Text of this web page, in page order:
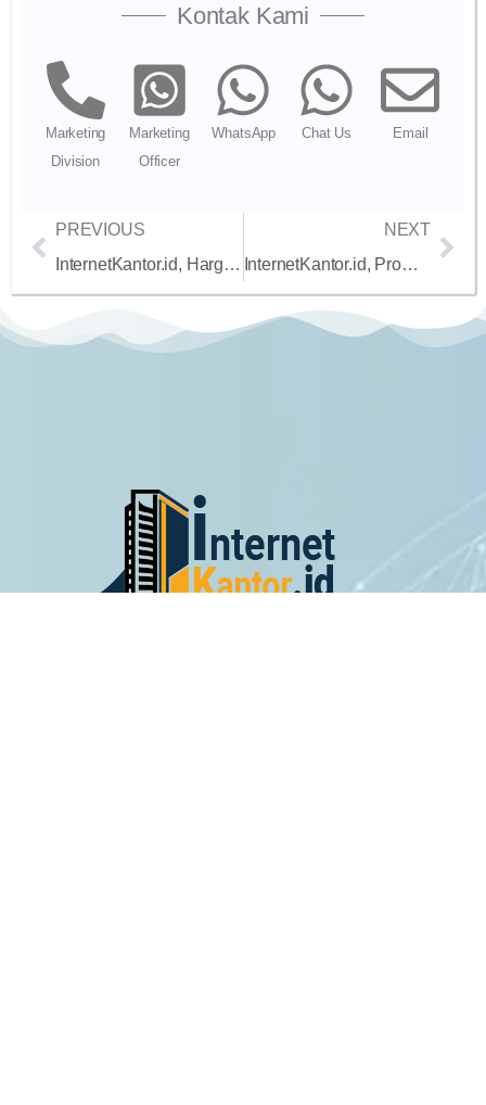
Kontak Kami
Marketing
Division
Marketing
Officer
WhatsApp Chat Us Email
PREVIOUS
InternetKantor.id, Harga Internet Dedicated Biznet 1:1 dengan IP Static untuk Perusahaan Startup di Jakarta Selatan
NEXT
InternetKantor.id, Promo Terbaru Harga Paket Internet Dedicated 100 Mbps dengan IP Static untuk Perusahaan Startup di Bandung